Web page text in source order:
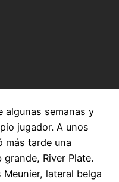
algunas semanas y
jugador. A unos
más tarde una
River Plate.
Meunier, lateral belga